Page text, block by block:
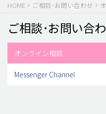
HOME ご相談･お問い合わせ
ご相談･お問い合
オンライン相談
Messenger Channel